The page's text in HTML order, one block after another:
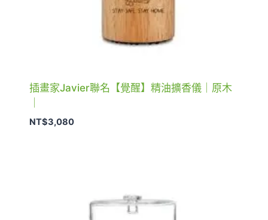
插畫家Javier聯名【覺醒】精油擴香儀｜原木
NT$3,080